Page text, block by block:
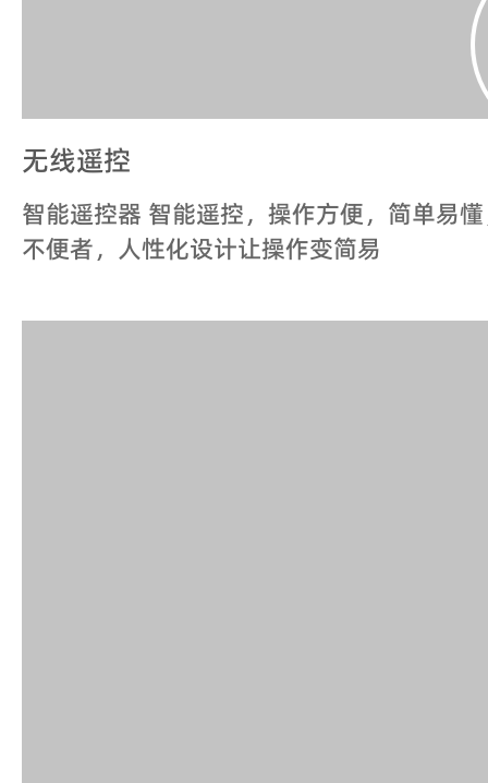
无线遥控
智能遥控器 智能遥控，操作方便，简单易
不便者，人性化设计让操作变简易